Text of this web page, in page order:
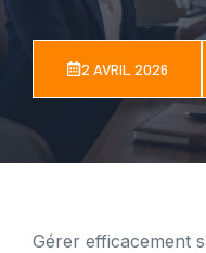
2 AVRIL 2026
Gérer efficacement